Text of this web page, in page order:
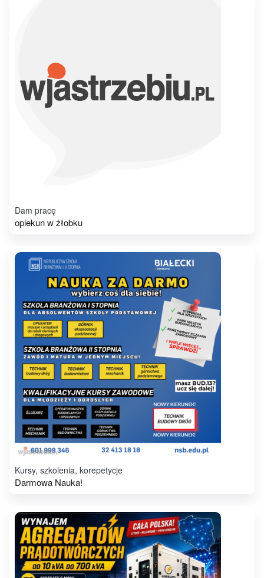
Dam pracę
opiekun w żłobku
Kursy, szkolenia, korepetycje
Darmowa Nauka!